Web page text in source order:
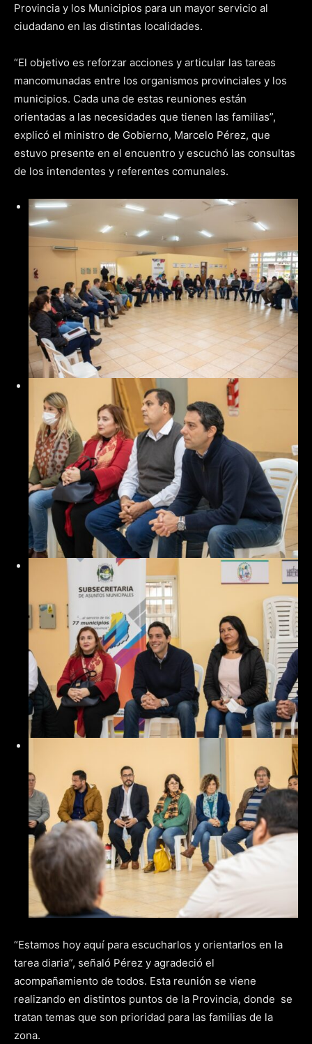
Provincia y los Municipios para un mayor servicio al
ciudadano en las distintas localidades.
“El objetivo es reforzar acciones y articular las tareas
mancomunadas entre los organismos provinciales y los
municipios. Cada una de estas reuniones están
orientadas a las necesidades que tienen las familias”,
explicó el ministro de Gobierno, Marcelo Pérez, que
estuvo presente en el encuentro y escuchó las consultas
de los intendentes y referentes comunales.
“Estamos hoy aquí para escucharlos y orientarlos en la
tarea diaria”, señaló Pérez y agradeció el
acompañamiento de todos. Esta reunión se viene
realizando en distintos puntos de la Provincia, donde se
tratan temas que son prioridad para las familias de la
zona.